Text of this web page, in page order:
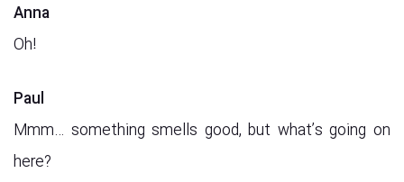
Anna
Oh!
Paul
Mmm… something smells good, but what’s going on
here?